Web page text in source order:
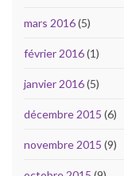
mars 2016(5)
février 2016(1)
janvier 2016(5)
décembre 2015 (6)
novembre 2015 (9)